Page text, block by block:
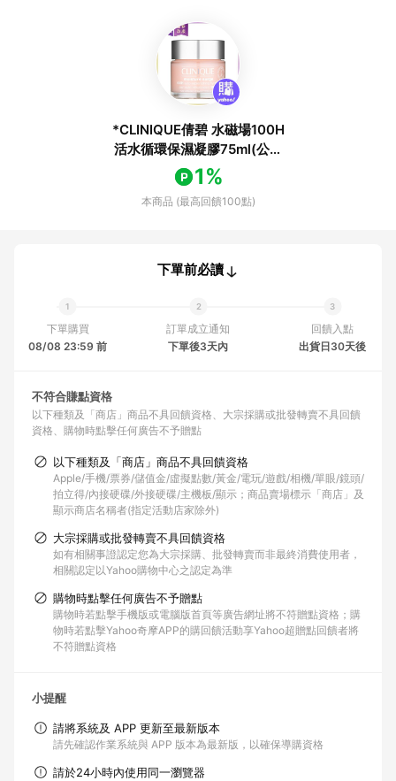
*CLINIQUE倩碧 水磁場100H
活水循環保濕凝膠75ml(公司
貨)(效期2028/08)
1%
本商品 (最高回饋100點)
下單前必讀
下單購買
08/08 23:59 前
訂單成立通知
下單後3天內
回饋入點
出貨日30天後
不符合賺點資格
以下種類及「商店」商品不具回饋資格
大宗採購或批發轉賣不具回饋
資格
購物時點擊任何廣告不予贈點
以下種類及「商店」商品不具回饋資格
Apple/手機/票券/儲值金/虛擬點數/黃金/電玩/遊戲/相機/單眼/鏡頭/
拍立得/內接硬碟/外接硬碟/主機板/顯示；商品賣場標示「商店」及
顯示商店名稱者(指定活動店家除外)
大宗採購或批發轉賣不具回饋資格
如有相關事證認定您為大宗採購、批發轉賣而非最終消費使用者，
相關認定以Yahoo購物中心之認定為準
購物時點擊任何廣告不予贈點
購物時若點擊手機版或電腦版首頁等廣告網址將不符贈點資格；購
物時若點擊Yahoo奇摩APP的購回饋活動享Yahoo超贈點回饋者將
不符贈點資格
小提醒
請將系統及 APP 更新至最新版本
請先確認作業系統與 APP 版本為最新版，以確保導購資格
請於24小時內使用同一瀏覽器